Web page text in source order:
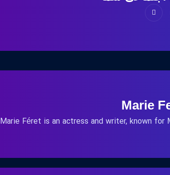
Marie Féret is an actress and writer, known